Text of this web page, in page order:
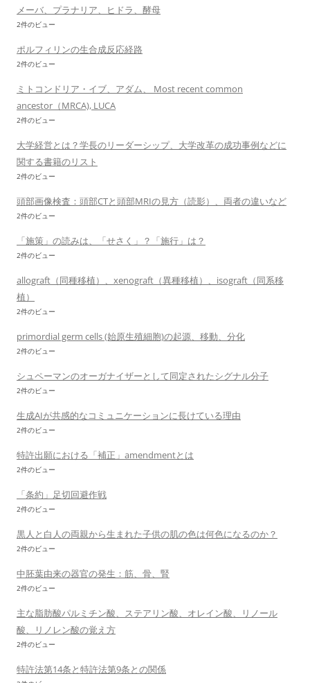
メーバ、プラナリア、ヒドラ、酵母
2件のビュー
ポルフィリンの生合成反応経路
2件のビュー
ミトコンドリア・イブ、アダム、 Most recent common
ancestor（MRCA), LUCA
2件のビュー
大学経営とは？学長のリーダーシップ、大学改革の成功事例などに
関する書籍のリスト
2件のビュー
頭部画像検査：頭部CTと頭部MRIの見方（読影）、両者の違いなど
2件のビュー
「施策」の読みは、「せさく」？「施行」は？
2件のビュー
allograft（同種移植）、xenograft（異種移植）、isograft（同系移
植）
2件のビュー
primordial germ cells (始原生殖細胞)の起源、移動、分化
2件のビュー
シュペーマンのオーガナイザーとして同定されたシグナル分子
2件のビュー
生成AIが共感的なコミュニケーションに長けている理由
2件のビュー
特許出願における「補正」amendmentとは
2件のビュー
「条約」足切回避作戦
2件のビュー
黒人と白人の両親から生まれた子供の肌の色は何色になるのか？
2件のビュー
中胚葉由来の器官の発生：筋、骨、腎
2件のビュー
主な脂肪酸パルミチン酸、ステアリン酸、オレイン酸、リノール
酸、リノレン酸の覚え方
2件のビュー
特許法第14条と特許法第9条との関係